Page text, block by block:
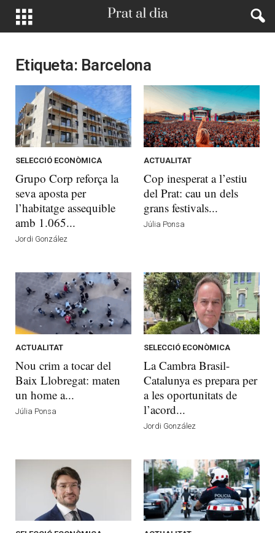
Etiqueta: Barcelona
SELECCIÓ ECONÒMICA
Grupo Corp reforça la
seva aposta per
l’habitatge assequible
amb 1.065...
Jordi González
ACTUALITAT
Cop inesperat a l’estiu
del Prat: cau un dels
grans festivals...
Júlia Ponsa
ACTUALITAT
Nou crim a tocar del
Baix Llobregat: maten
un home a...
Júlia Ponsa
SELECCIÓ ECONÒMICA
La Cambra Brasil-
Catalunya es prepara per
a les oportunitats de
l’acord...
Jordi González